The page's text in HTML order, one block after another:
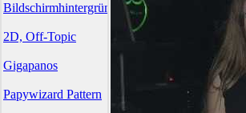
Bildschirmhintergründe
2D, Off-Topic
Gigapanos
Papywizard Pattern